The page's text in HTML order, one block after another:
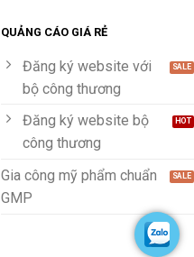
QUẢNG CÁO GIÁ RẺ
Đăng ký website với
bộ công thương
Đăng ký website bộ
công thương
Gia công mỹ phẩm chuẩn
GMP